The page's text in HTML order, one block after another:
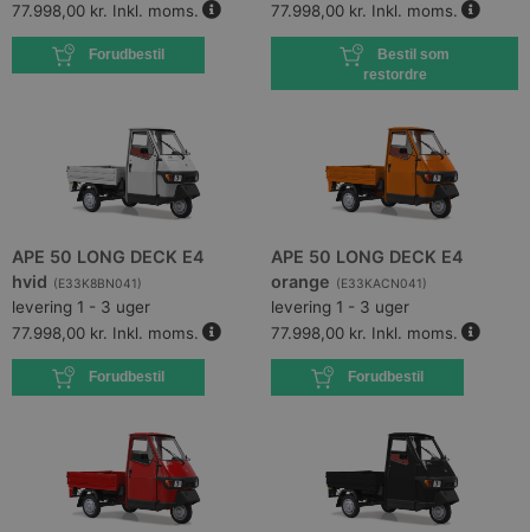
77.998,00 kr. Inkl. moms.
Forudbestil
77.998,00 kr. Inkl. moms.
Bestil som
restordre
APE 50 LONG DECK E4
hvid (E33K8BN041 )
levering 1 - 3 uger
77.998,00 kr. Inkl. moms.
Forudbestil
APE 50 LONG DECK E4
orange (E33KACN041 )
levering 1 - 3 uger
77.998,00 kr. Inkl. moms.
Forudbestil